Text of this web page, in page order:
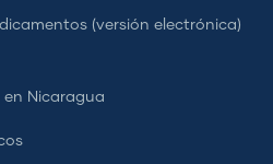
(versión electrónica)
en Nicaragua